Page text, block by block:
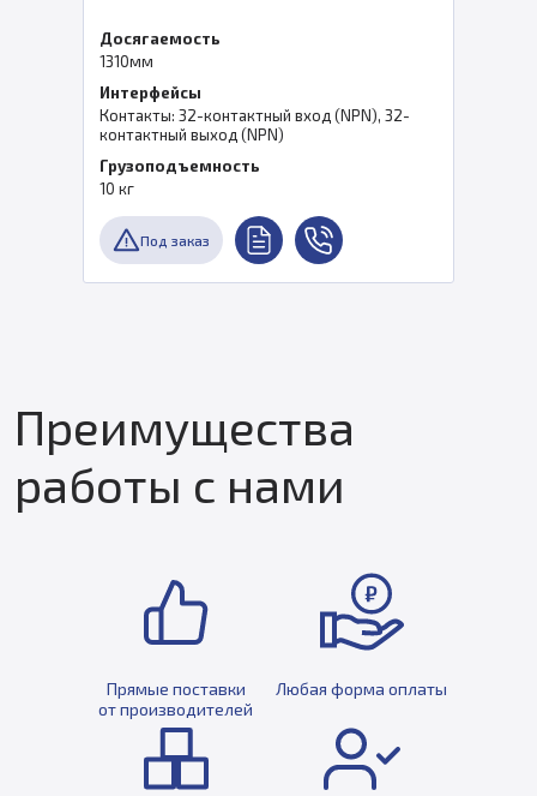
Досягаемость
1310мм
Интерфейсы
Контакты: 32-контактный вход (NPN), 32-
контактный выход (NPN)
Грузоподъемность
10 кг
Под заказ
Преимущества
работы с нами
Прямые поставки
от производителей
Любая форма оплаты